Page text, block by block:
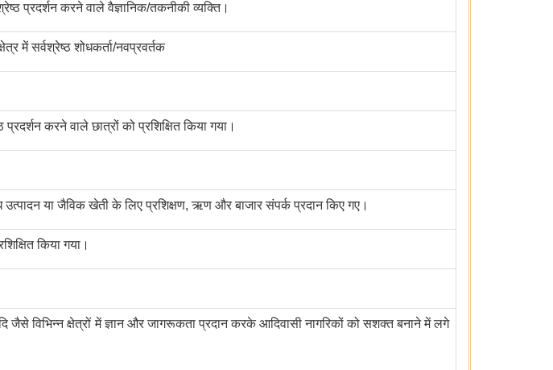
प्रदर्शन करने वाले वैज्ञानिक/तकनीकी व्यक्ति।
में सर्वश्रेष्ठ शोधकर्ता/नवप्रवर्तक
करने वाले छात्रों को प्रशिक्षित किया गया।
या जैविक खेती के लिए प्रशिक्षण, ऋण और बाजार संपर्क प्रदान किए गए।
किया गया।
जैसे विभिन्न क्षेत्रों में ज्ञान और जागरूकता प्रदान करके आदिवासी नागरिकों को सशक्त बनाने में लगे